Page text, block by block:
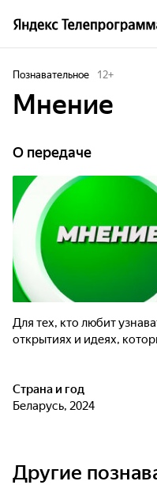
Познавательное 12+
Мнeниe
О передаче
Для тех, кто любит
открытиях и идеях,
Страна и год
Беларусь, 2024
Другие